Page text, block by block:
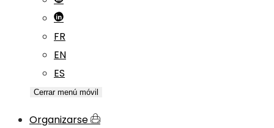
FR
EN
ES
Cerrar menú móvil
Organizarse